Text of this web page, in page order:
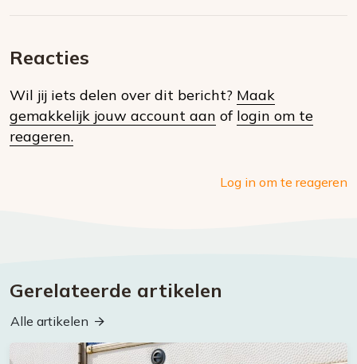
social
Reacties
Wil jij iets delen over dit bericht? Maak
gemakkelijk jouw account aan of login om te
reageren.
Log in om te reageren
Gerelateerde artikelen
Alle artikelen